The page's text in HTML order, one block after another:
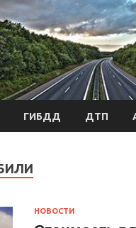
ГИБДД ДТП
НОВОСТИ